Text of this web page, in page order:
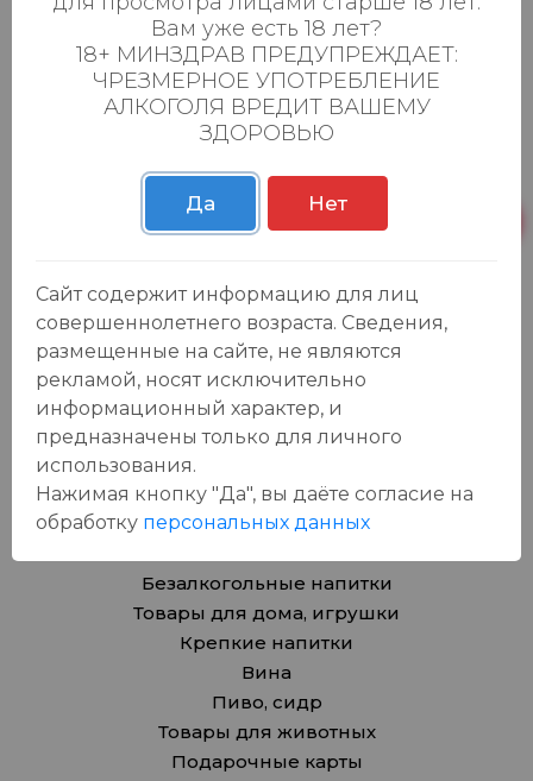
Оставить отзыв
У данного товара еще нет отзывов, будьте первым, кто
оставит отзыв!
Продукты
Безалкогольные напитки
Товары для дома, игрушки
Крепкие напитки
Вина
Пиво, сидр
Товары для животных
Подарочные карты
Вам уже есть 18 лет?
18+ МИНЗДРАВ ПРЕДУПРЕЖДАЕТ:
ЧРЕЗМЕРНОЕ УПОТРЕБЛЕНИЕ
АЛКОГОЛЯ ВРЕДИТ ВАШЕМУ
ЗДОРОВЬЮ
Да Нет
Сайт содержит информацию для лиц
совершеннолетнего возраста. Сведения,
размещенные на сайте, не являются
рекламой, носят исключительно
информационный характер, и
предназначены только для личного
использования.
Нажимая кнопку "Да", вы даёте cогласие на
обработку персональных данных